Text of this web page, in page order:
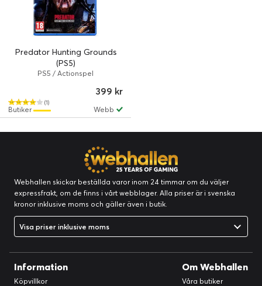
Predator Hunting Grounds
(PS5)
PS5 / Actionspel
(1)
399 kr
Webb
Butiker
Webhallen skickar beställda varor inom 24 timmar om du väljer
expressfrakt, om de finns i vårt webblager. Alla priser är i svenska
kronor inklusive moms och gäller även i butik.
Visa priser inklusive moms
Information
Köpvillkor
Om Webhallen
Våra butiker